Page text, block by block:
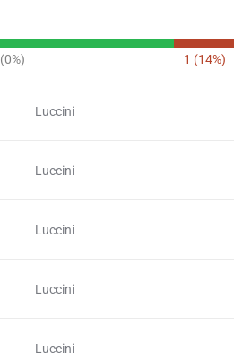
1 (14%)
Luccini
Luccini
Luccini
Luccini
Luccini